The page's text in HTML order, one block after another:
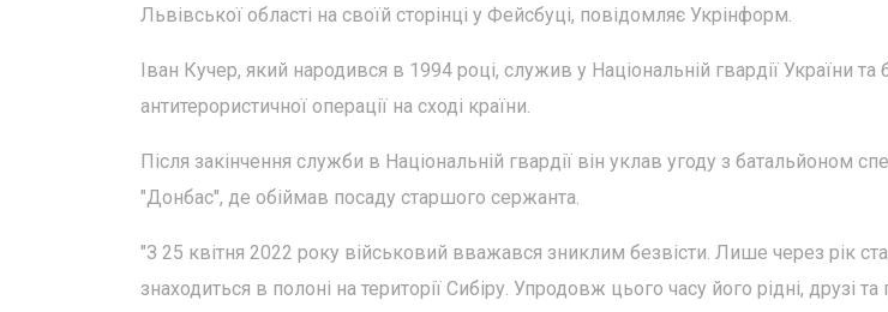
Львівської області на своїй сторінці у Фейсбуці, повідомляє Укрінформ.
Іван Кучер, який народився в 1994 році, служив у Національній гвардії України та
антитерористичної операції на сході країни.
Після закінчення служби в Національній гвардії він уклав угоду з батальйоном
"Донбас", де обіймав посаду старшого сержанта.
"З 25 квітня 2022 року військовий вважався зниклим безвісти. Лише через рік
знаходиться в полоні на території Сибіру. Упродовж цього часу його рідні, друзі